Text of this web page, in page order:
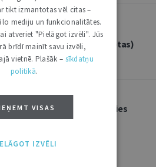
komandā pievienoties
juristu (2 amata vietas)
savai komandai pievienoties
Politikas izstrādes
tikt izmantotas vēl citas –
mediju un funkcionalitātes.
atveriet "Pielāgot izvēli". Jūs
brīdī mainīt savu izvēli,
vietnē. Plašāk – sīkdatņu
politikā.
VISAS
IZVĒLI